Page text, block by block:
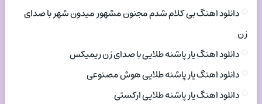
دانلود اهنگ بی کلام شدم مجنون مشهور میدون شهر با صدای
زن
دانلود اهنگ یار پاشنه طلایی با صدای زن ریمیکس
دانلود اهنگ یار پاشنه طلایی هوش مصنوعی
دانلود اهنگ یار پاشنه طلایی ارکستی